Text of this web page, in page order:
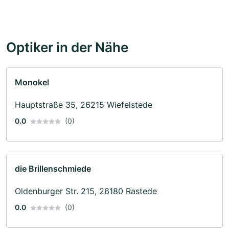
Optiker in der Nähe
Monokel
Hauptstraße 35, 26215 Wiefelstede
0.0 (0)
die Brillenschmiede
Oldenburger Str. 215, 26180 Rastede
0.0 (0)